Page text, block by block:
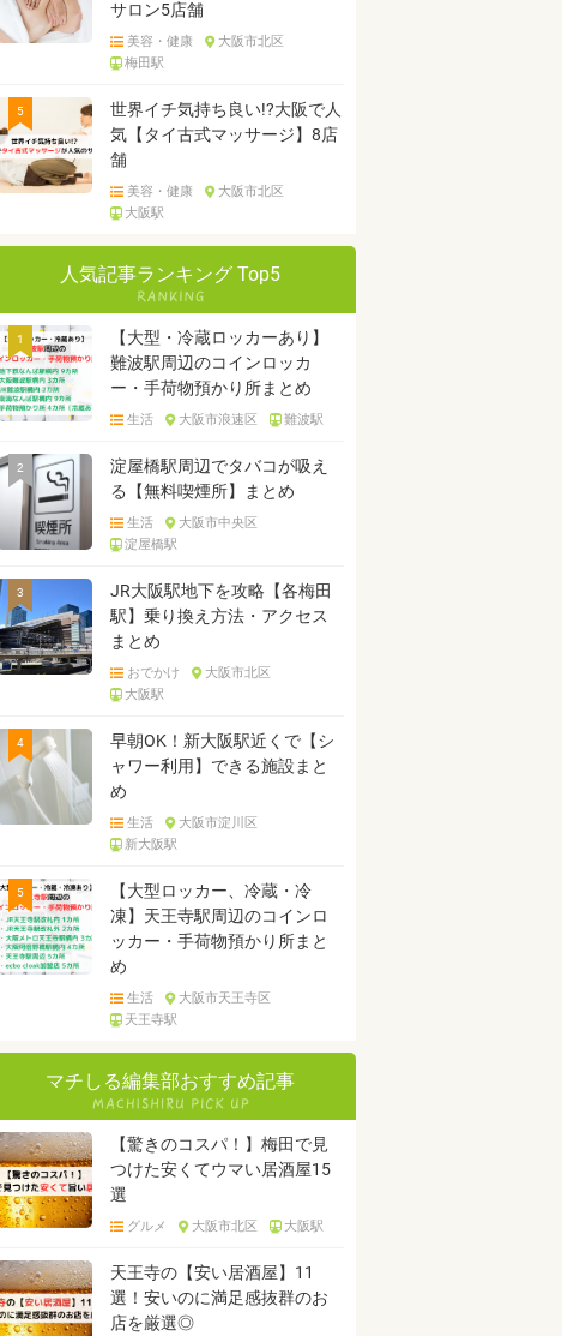
サロン5店舗
美容・健康
大阪市北区
梅田駅
5
世界イチ気持ち良い!?大阪で人
気【タイ古式マッサージ】8店
舗
美容・健康
大阪市北区
大阪駅
人気記事ランキング Top5
1
【大型・冷蔵ロッカーあり】
難波駅周辺のコインロッカ
ー・手荷物預かり所まとめ
生活 大阪市浪速区 難波駅
2
淀屋橋駅周辺でタバコが吸え
る【無料喫煙所】まとめ
生活
大阪市中央区
淀屋橋駅
3
JR大阪駅地下を攻略【各梅田
駅】乗り換え方法・アクセス
まとめ
おでかけ
大阪市北区
大阪駅
4
早朝OK！新大阪駅近くで【シ
ャワー利用】できる施設まと
め
生活
大阪市淀川区
新大阪駅
5
【大型ロッカー、冷蔵・冷
凍】天王寺駅周辺のコインロ
ッカー・手荷物預かり所まと
め
生活
大阪市天王寺区
天王寺駅
マチしる編集部おすすめ記事
【驚きのコスパ！】梅田で見
つけた安くてウマい居酒屋15
選
グルメ 大阪市北区 大阪駅
天王寺の【安い居酒屋】11
選！安いのに満足感抜群のお
店を厳選◎